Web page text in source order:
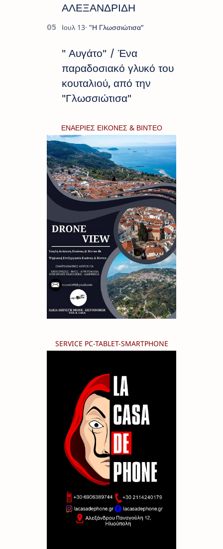
ΑΛΕΞΑΝΔΡΙΔΗ
" Αυγάτο" / Ένα
παραδοσιακό γλυκό του
κουταλιού, από την
"Γλωσσιώτισα"
ΕΝΑΕΡΙΕΣ ΕΙΚΟΝΕΣ & ΒΙΝΤΕΟ
SERVICE PC-TABLET-SMARTPHONE